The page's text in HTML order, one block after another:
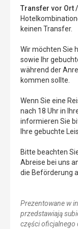
Transfer vor Ort
keinen Transfer.
Wir möchten Sie
sowie Ihr
während der
kommen sollte.
Wenn Sie eine
nach 18 Uhr in
informieren Sie
Ihre gebuchte
Bitte beachten
Abreise bei uns
die Beförderung
Prezentowane w
przedstawiają
części oficjalnego